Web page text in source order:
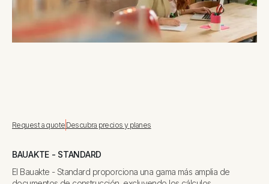
Request a quote Descubra precios y planes
BAUAKTE - STANDARD
El Bauakte - Standard proporciona una gama más amplia de